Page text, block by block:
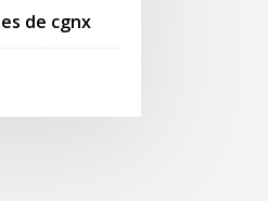
de cgnx